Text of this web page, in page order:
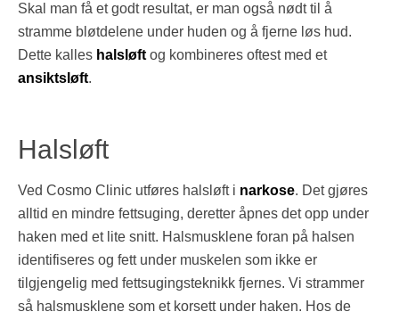
Skal man få et godt resultat, er man også nødt til å
stramme bløtdelene under huden og å fjerne løs hud.
Dette kalles halsløft og kombineres oftest med et
ansiktsløft.
Halsløft
Ved Cosmo Clinic utføres halsløft i narkose. Det gjøres
alltid en mindre fettsuging, deretter åpnes det opp under
haken med et lite snitt. Halsmusklene foran på halsen
identifiseres og fett under muskelen som ikke er
tilgjengelig med fettsugingsteknikk fjernes. Vi strammer
så halsmusklene som et korsett under haken. Hos de